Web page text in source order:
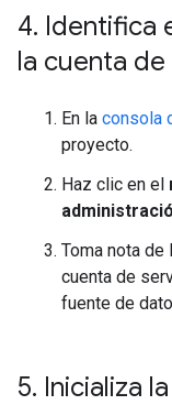
4. Identifica
la cuenta
En la consola
proyecto.
Haz clic en el
Toma nota
cuenta de
fuente de
5. Inicializa